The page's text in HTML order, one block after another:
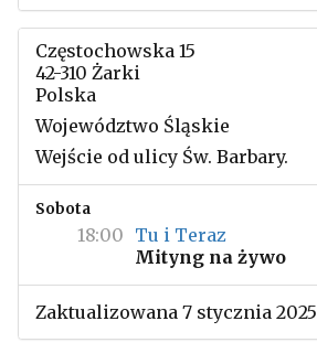
Częstochowska 15
42-310 Żarki
Polska
Województwo Śląskie
Wejście od ulicy Św. Barbary.
Sobota
18:00 Tu i Teraz
Mityng na żywo
Zaktualizowana 7 stycznia 2025